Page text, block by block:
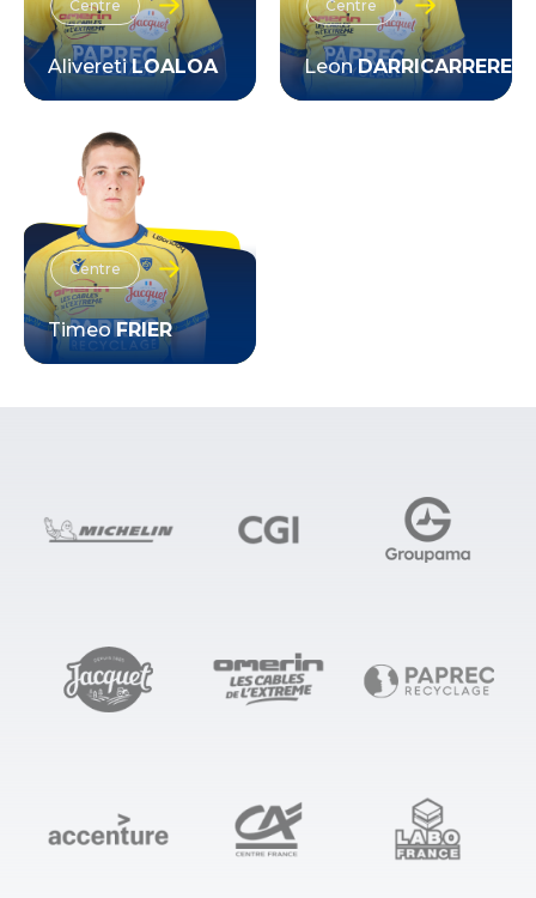
Centre
AliveretiLOALOA
Centre
LeonDARRICARRERE
Centre
TimeoFRIER